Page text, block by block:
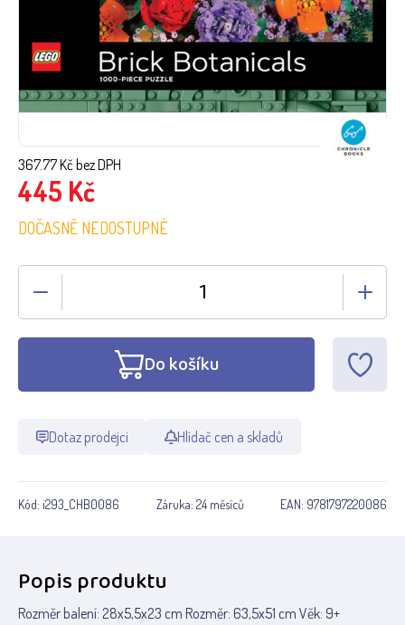
367.77Kč bez DPH
445 Kč
DOČASNĚ NEDOSTUPNÉ
Do košíku
Dotaz prodejci Hlídač cen a skladů
Kód: i293_CHB0086 Záruka: 24 měsíců EAN: 9781797220086
Popis produktu
Rozměr balení: 28x5,5x23 cm Rozměr: 63,5x51 cm Věk: 9+